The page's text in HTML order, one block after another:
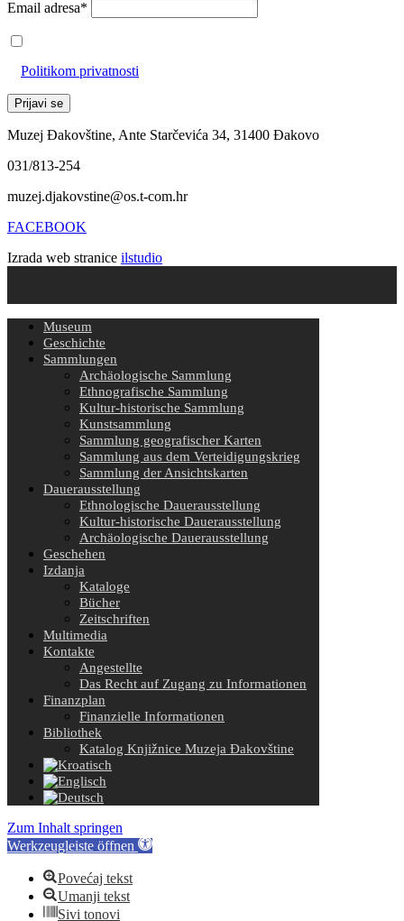
Email adresa*
Politikom privatnosti
Muzej Đakovštine, Ante Starčevića 34, 31400 Đakovo
031/813-254
muzej.djakovstine@os.t-com.hr
FACEBOOK
Izrada web stranice ilstudio
Museum
Geschichte
Sammlungen
Archäologische Sammlung
Ethnografische Sammlung
Kultur-historische Sammlung
Kunstsammlung
Sammlung geografischer Karten
Sammlung aus dem Verteidigungskrieg
Sammlung der Ansichtskarten
Dauerausstellung
Ethnologische Dauerausstellung
Kultur-historische Dauerausstellung
Archäologische Dauerausstellung
Geschehen
Izdanja
Kataloge
Bücher
Zeitschriften
Multimedia
Kontakte
Angestellte
Das Recht auf Zugang zu Informationen
Finanzplan
Finanzielle Informationen
Bibliothek
Katalog Knjižnice Muzeja Đakovštine
Zum Inhalt springen
Werkzeugleiste öffnen
Povećaj tekst
Umanji tekst
Sivi tonovi